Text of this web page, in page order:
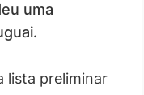
uma
lista preliminar